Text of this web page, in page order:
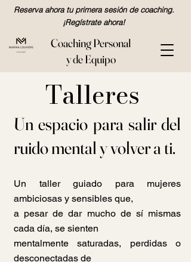
Coaching Personal
y de Equipo
Reserva ahora tu primera sesión de coaching.
¡Regístrate ahora!
Talleres
Un espacio para salir del
ruido mental y volver a ti.​
Un taller guiado para mujeres
ambiciosas y sensibles que,
a pesar de dar mucho de sí mismas
cada día, se sienten
mentalmente saturadas, perdidas o
desconectadas de